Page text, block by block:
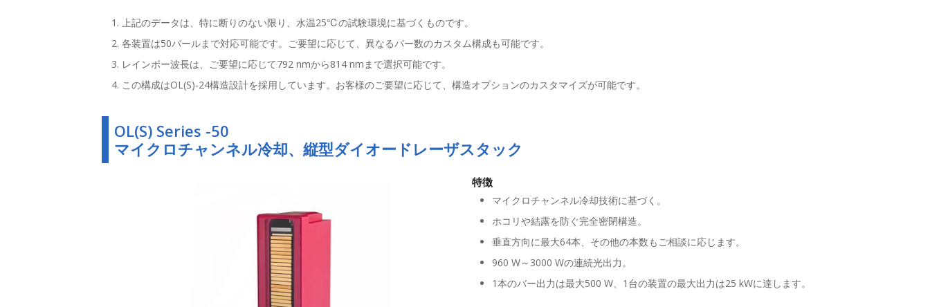
上記のデータは、特に断りのない限り、水温25℃の試験環境に基づくものです。
各装置は50バールまで対応可能です。ご要望に応じて、異なるバー数のカスタム構成も可能です。
レインボー波長は、ご要望に応じて792 nmから814 nmまで選択可能です。
この構成はOL(S)-24構造設計を採用しています。お客様のご要望に応じて、構造オプションのカスタマイズが可能です。
OL(S) Series -50
マイクロチャンネル冷却、縦型ダイオードレーザスタック
特徴
マイクロチャンネル冷却技術に基づく。
ホコリや結露を防ぐ完全密閉構造。
垂直方向に最大64本、その他の本数もご相談に応じます。
960 W～3000 Wの連続光出力。
1本のバー出力は最大500 W、1台の装置の最大出力は25 kWに達します。